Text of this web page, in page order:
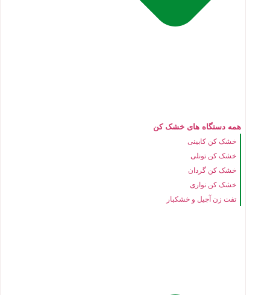
همه دستگاه های خشک کن
خشک کن کابینی
خشک کن تونلی
خشک کن گردان
خشک کن نواری
تفت زن آجیل و خشکبار